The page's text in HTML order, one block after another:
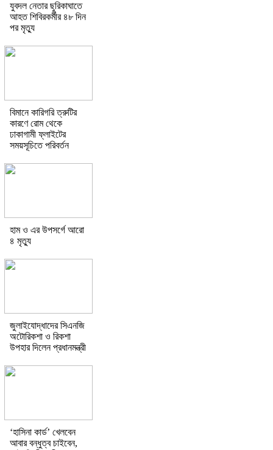
যুবদল নেতার ছুরিকাঘাতে
আহত শিবিরকর্মীর ৪৮ দিন
পর মৃত্যু
বিমানে কারিগরি ত্রুটির
কারণে রোম থেকে
ঢাকাগামী ফ্লাইটের
সময়সূচিতে পরিবর্তন
হাম ও এর উপসর্গে আরো
৪ মৃত্যু
জুলাইযোদ্ধাদের সিএনজি
অটোরিকশা ও রিকশা
উপহার দিলেন প্রধানমন্ত্রী
‘হাসিনা কার্ড’ খেলবেন
আবার বন্ধুত্ব চাইবেন,